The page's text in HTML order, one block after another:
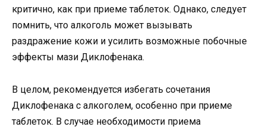
критично, как при приеме таблеток. Однако, следует
помнить, что алкоголь может вызывать
раздражение кожи и усилить возможные побочные
эффекты мази Диклофенака.
В целом, рекомендуется избегать сочетания
Диклофенака с алкоголем, особенно при приеме
таблеток. В случае необходимости приема